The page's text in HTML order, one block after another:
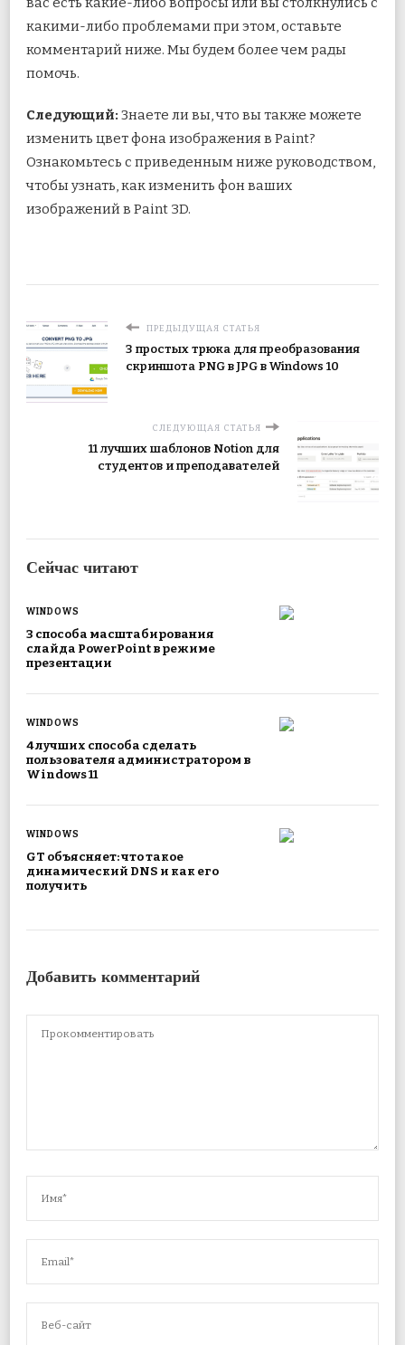
какими-либо проблемами при этом, оставьте
комментарий ниже. Мы будем более чем рады
помочь.
Следующий: Знаете ли вы, что вы также можете
изменить цвет фона изображения в Paint?
Ознакомьтесь с приведенным ниже руководством,
чтобы узнать, как изменить фон ваших
изображений в Paint 3D.
ПРЕДЫДУЩАЯ СТАТЬЯ
3 простых трюка для преобразования
скриншота PNG в JPG в Windows 10
СЛЕДУЮЩАЯ СТАТЬЯ
11 лучших шаблонов Notion для
студентов и преподавателей
Сейчас читают
WINDOWS
3 способа масштабирования
слайда PowerPoint в режиме
презентации
WINDOWS
4 лучших способа сделать
пользователя администратором в
Windows 11
WINDOWS
GT объясняет: что такое
динамический DNS и как его
получить
Добавить комментарий